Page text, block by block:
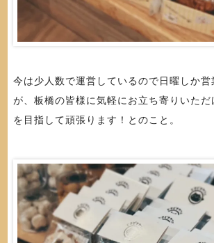
今は少人数で運営しているので日曜しか営
が、板橋の皆様に気軽にお立ち寄りいただ
を目指して頑張ります！とのこと。